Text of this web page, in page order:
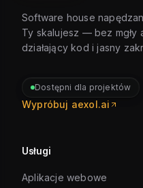
Software house
Ty skalujesz — bez mgły
działający kod i jasny
Dostępni dla projektów
Wypróbuj aexol.ai
Usługi
Aplikacje webowe